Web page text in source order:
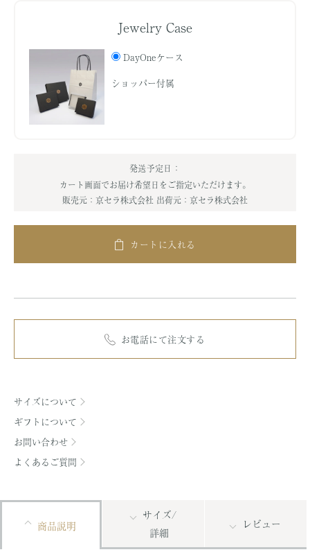
発送予定日：
カート画面でお届け希望日をご指定いただけます。
販売元：京セラ株式会社 出荷元：京セラ株式会社
Jewelry Case
DayOneケース
ショッパー付属
カートに入れる
お電話にて注文する
サイズについて
ギフトについて
お問い合わせ
よくあるご質問
商品説明
サイズ/
詳細
レビュー